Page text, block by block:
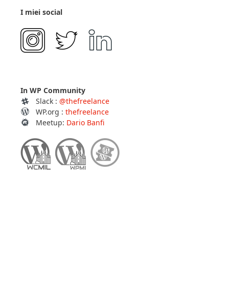
I miei social
In WP Community
Slack : @thefreelance
WP.org : thefreelance
Meetup: Dario Banfi